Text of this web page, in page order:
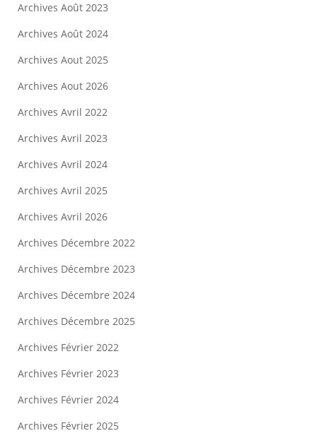
Archives Août 2023
Archives Août 2024
Archives Aout 2025
Archives Aout 2026
Archives Avril 2022
Archives Avril 2023
Archives Avril 2024
Archives Avril 2025
Archives Avril 2026
Archives Décembre 2022
Archives Décembre 2023
Archives Décembre 2024
Archives Décembre 2025
Archives Février 2022
Archives Février 2023
Archives Février 2024
Archives Février 2025